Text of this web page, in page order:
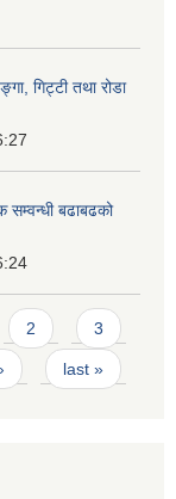
गिट्टी तथा रोडा
सम्वन्धी बढाबढको
2 3
last »